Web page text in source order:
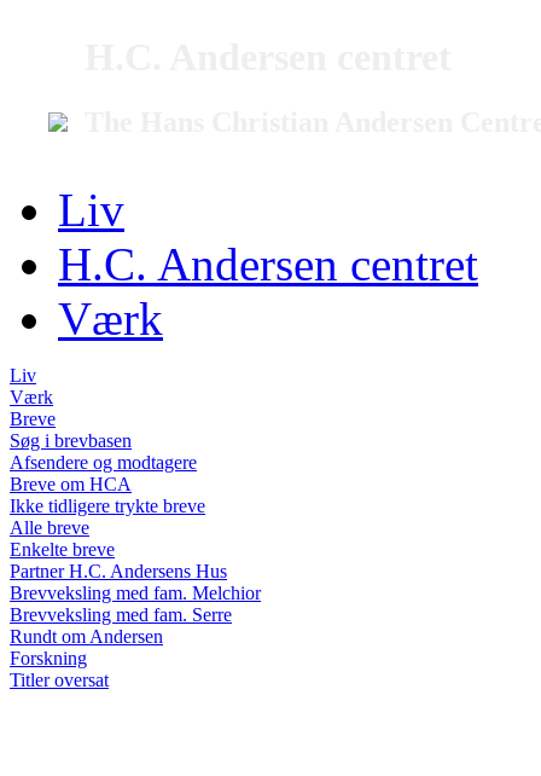
Liv
H.C. Andersen centret
Værk
Liv
Værk
Breve
Søg i brevbasen
Afsendere og modtagere
Breve om HCA
Ikke tidligere trykte breve
Alle breve
Enkelte breve
Partner H.C. Andersens Hus
Brevveksling med fam. Melchior
Brevveksling med fam. Serre
Rundt om Andersen
Forskning
Titler oversat